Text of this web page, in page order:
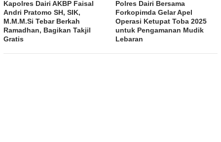
Kapolres Dairi AKBP Faisal
Andri Pratomo SH, SIK,
M.M.M.Si Tebar Berkah
Ramadhan, Bagikan Takjil
Gratis
Polres Dairi Bersama
Forkopimda Gelar Apel
Operasi Ketupat Toba 2025
untuk Pengamanan Mudik
Lebaran